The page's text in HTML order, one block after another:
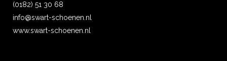
(0182) 51 30 68
info@swart-schoenen.nl
www.swart-schoenen.nl